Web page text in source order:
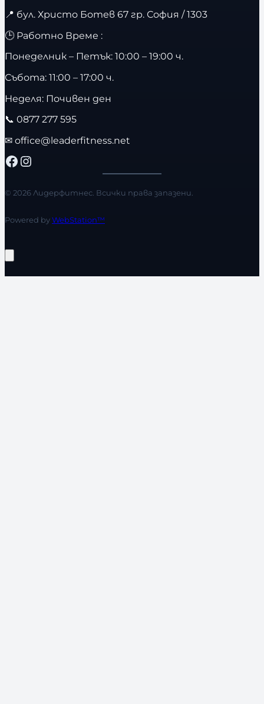
📍 бул. Христо Ботев 67 гр. София / 1303
🕒 Работно Време :
Понеделник – Петък: 10:00 – 19:00 ч.
Събота: 11:00 – 17:00 ч.
Неделя: Почивен ден
📞 0877 277 595
✉ office@leaderfitness.net
Facebook Instagram
© 2026 Лидерфитнес. Всички права запазени.
Powered byWebStation™